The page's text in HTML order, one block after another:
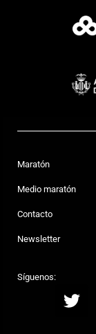
Maratón
Medio maratón
Contacto
Newsletter
Síguenos: